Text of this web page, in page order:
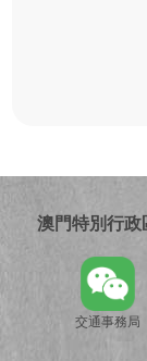
澳門特別行政
交通事務局